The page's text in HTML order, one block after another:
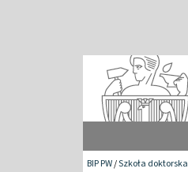
BIP PW/Szkoła doktorska